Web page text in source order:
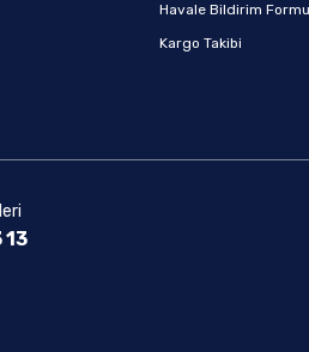
Havale Bildirim Formu
Kargo Takibi
13